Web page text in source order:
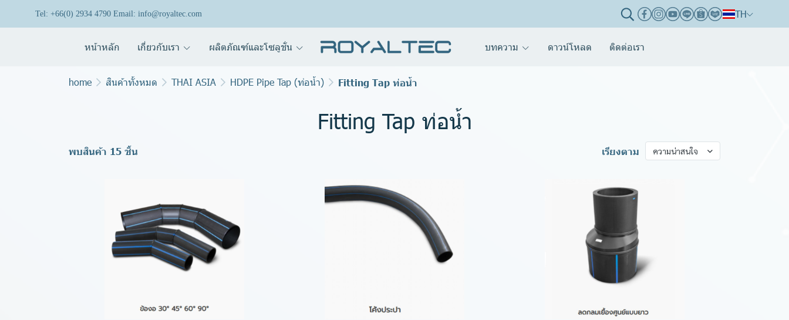
Tel: +66(0) 2934 4790 Email: info@royaltec.com TH
หน้าหลัก เกี่ยวกับเรา ผลิตภัณฑ์และโซลูชั่น บทความ ดาวน์โหลด ติดต่อเรา
home สินค้าทั้งหมด THAI ASIA HDPE Pipe Tap (ท่อน้ำ) Fitting Tap ท่อน้ำ
Fitting Tap ท่อน้ำ
พบสินค้า 15 ชิ้น เรียงตาม ความน่าสนใจ